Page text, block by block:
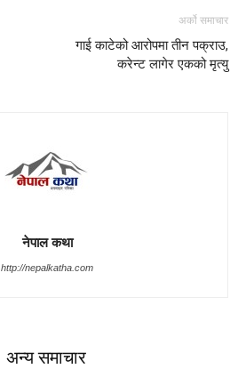
अर्को समाचार
गाई काटेको आरोपमा तीन पक्राउ,
करेन्ट लागेर एकको मृत्यु
नेपाल कथा
http://nepalkatha.com
अन्य समाचार